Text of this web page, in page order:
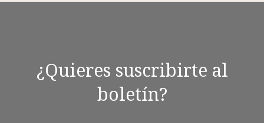
¿Quieres suscribirte al
boletín?